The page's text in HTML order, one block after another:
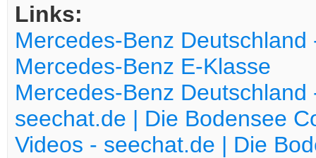
Links:
Mercedes-Benz
Mercedes-Benz E-Klasse
Mercedes-Benz
seechat.de | Die Bodensee
Videos - seechat.de | Die